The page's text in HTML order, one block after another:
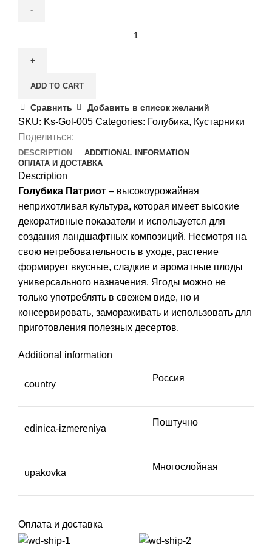
quantity
ADD TO CART
Сравнить Добавить в список желаний
SKU: Ks-Gol-005 Categories: Голубика, Кустарники
Поделиться:
DESCRIPTION
ADDITIONAL INFORMATION
ОПЛАТА И ДОСТАВКА
Description
Голубика Патриот – высокоурожайная
неприхотливая культура, которая имеет высокие
декоративные показатели и используется для
создания ландшафтных композиций. Несмотря на
свою нетребовательность в уходе, растение
формирует вкусные, сладкие и ароматные плоды
универсального назначения. Ягоды можно не
только употреблять в свежем виде, но и
консервировать, замораживать и использовать для
приготовления полезных десертов.
Additional information
country
Россия
edinica-izmereniya
Поштучно
upakovka
Многослойная
Оплата и доставка